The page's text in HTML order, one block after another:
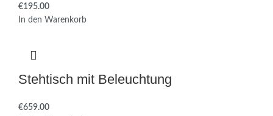
€
In den Warenkorb
Stehtisch mit Beleuchtung
€